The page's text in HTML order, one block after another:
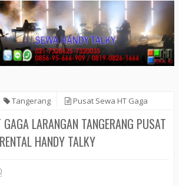
Tangerang
Pusat Sewa HT Gaga
Rental Handy Talky
LARANGAN TANGERANG PUSAT
RENTAL HANDY TALKY